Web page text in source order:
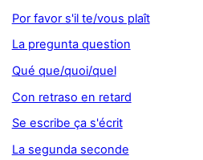
Por favor s'il te/vous plaît
La pregunta question
Qué que/quoi/quel
Con retraso en retard
Se escribe ça s'écrit
La segunda seconde